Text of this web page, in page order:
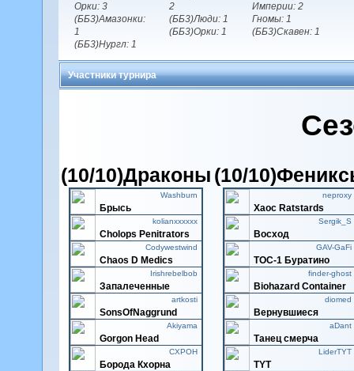
Орки: 3
(ББ3)Амазонки:
1
(ББ3)Нургл: 1
2
(ББ3)Люди: 1
(ББ3)Орки: 1
Империи: 2
Гномы: 1
(ББ3)Скавен: 1
Участники турнира
(10/10)Драконы
Washburn
Брысь
kolianxxxxxx
Cholops Penitrators
Codywestwind
Chaos D Medics
Irishrebelbob
Запалеченные
artkosti
SonsOfNaggrund
Akiyama
Gorgon Head
CXPOH
Борода Кхорна
(10/
neproxy
Xaoc Ratstards
Sergik_S
Восход
GAV-GaFi
ТОС-1 Буратино
finder-ghost
Biohazard Container
diomed
Вернувшиеся
aDant
Танец смерча
LiderTYT
TYT